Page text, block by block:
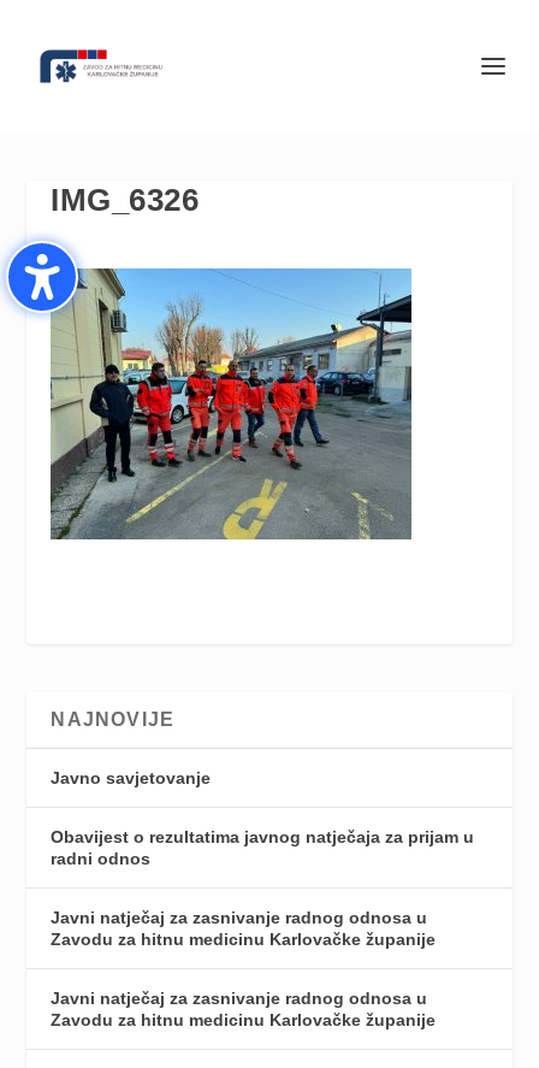
IMG_6326
NAJNOVIJE
Javno savjetovanje
Obavijest o rezultatima javnog natječaja za prijam u
radni odnos
Javni natječaj za zasnivanje radnog odnosa u
Zavodu za hitnu medicinu Karlovačke županije
Javni natječaj za zasnivanje radnog odnosa u
Zavodu za hitnu medicinu Karlovačke županije